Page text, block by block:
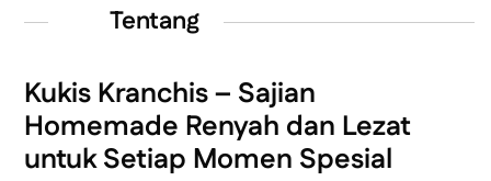
Tentang
Kukis Kranchis – Sajian
Homemade Renyah dan Lezat
untuk Setiap Momen Spesial